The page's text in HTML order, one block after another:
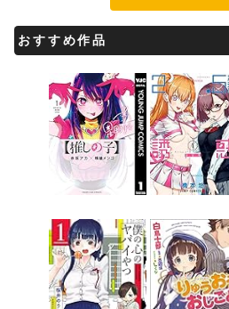
おすすめ作品